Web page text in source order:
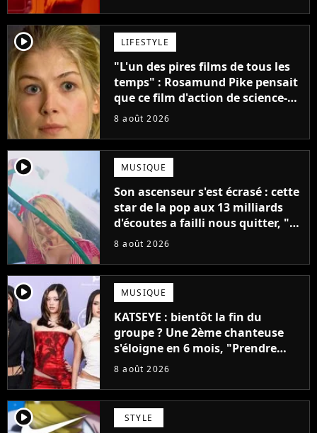
player2 LIFESTYLE
"L'un des pires films de tous les
temps" : Rosamund Pike pensait
que ce film d'action de science-
fiction avec Dwayne Johnson
8 août 2026
player2 MUSIQUE
Son ascenseur s'est écrasé : cette
star de la pop aux 13 milliards
d'écoutes a failli nous quitter, "Je
pensais ne plus jamais chanter"
8 août 2026
player2 MUSIQUE
KATSEYE : bientôt la fin du
groupe ? Une 2ème chanteuse
s'éloigne en 6 mois, "Prendre
cette décision n’a pas été facile"
8 août 2026
player2 STYLE